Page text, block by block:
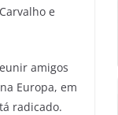
e
amigos
Europa, em
radicado.